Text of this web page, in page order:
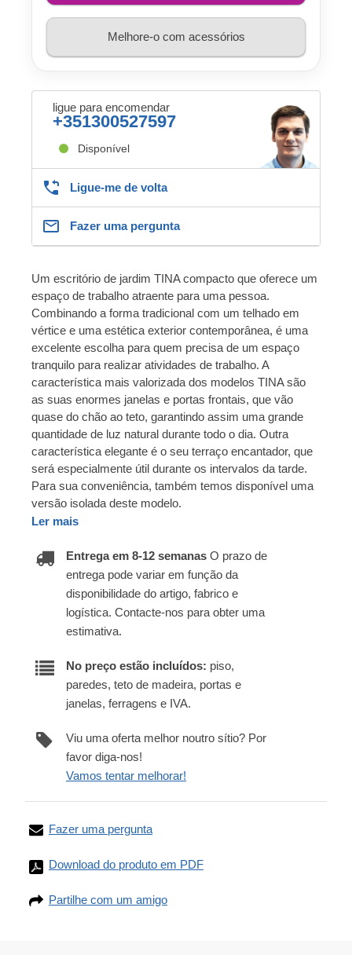
Melhore-o com acessórios
ligue para encomendar
+351300527597
Disponível
Ligue-me de volta
Fazer uma pergunta
Um escritório de jardim TINA compacto que oferece um
espaço de trabalho atraente para uma pessoa.
Combinando a forma tradicional com um telhado em
vértice e uma estética exterior contemporânea, é uma
excelente escolha para quem precisa de um espaço
tranquilo para realizar atividades de trabalho. A
característica mais valorizada dos modelos TINA são
as suas enormes janelas e portas frontais, que vão
quase do chão ao teto, garantindo assim uma grande
quantidade de luz natural durante todo o dia. Outra
característica elegante é o seu terraço encantador, que
será especialmente útil durante os intervalos da tarde.
Para sua conveniência, também temos disponível uma
versão isolada deste modelo.
Ler mais
Entrega em 8-12 semanas O prazo de
entrega pode variar em função da
disponibilidade do artigo, fabrico e
logística. Contacte-nos para obter uma
estimativa.
No preço estão incluídos: piso,
paredes, teto de madeira, portas e
janelas, ferragens e IVA.
Viu uma oferta melhor noutro sítio? Por
favor diga-nos!
Vamos tentar melhorar!
Fazer uma pergunta
Download do produto em PDF
Partilhe com um amigo